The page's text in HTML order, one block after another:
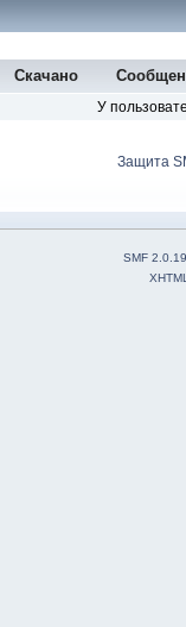
Скачано
У
Защита
SMF 2.0.19